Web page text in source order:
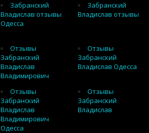
Забранский
Владислав отзывы
Одесса
Забранский
Владислав отзывы
Отзывы
Забранский
Владислав
Владимирович
Отзывы
Забранский
Владислав Одесса
Отзывы
Забранский
Владислав
Владимирович
Одесса
Отзывы
Забранский
Владислав